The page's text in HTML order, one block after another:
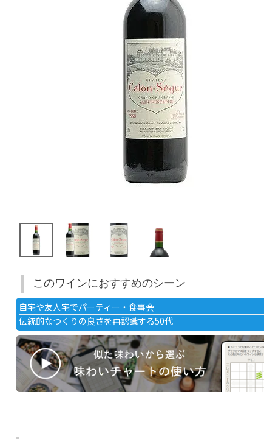
このワインにおすすめのシーン
自宅や友人宅でパーティー・食事会
伝統的なつくりの良さを再認識する50代